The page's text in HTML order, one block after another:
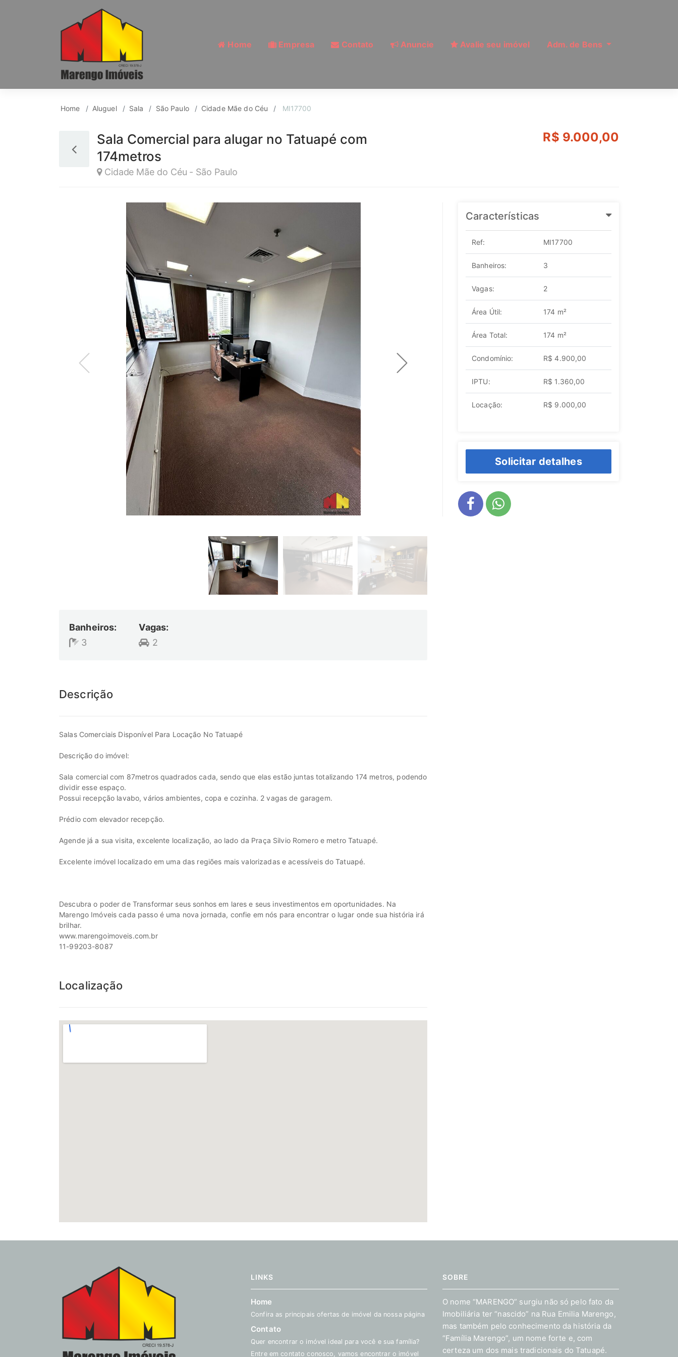
Home Empresa Contato Anuncie Avalie seu imóvel Adm. de Bens
Sala para Aluguel, Cidade Mãe do Céu, São Paulo | Ref:
Home Aluguel Sala São Paulo Cidade Mãe do Céu MI17700
Sala Comercial para alugar no Tatuapé com
174metros
Cidade Mãe do Céu - São Paulo
R$ 9.000,00
Banheiros:
3
Vagas:
2
Descrição
Salas Comerciais Disponível Para Locação No Tatuapé
Descrição do imóvel:
Sala comercial com 87metros quadrados cada, sendo que elas estão juntas totalizando 174 metros, podendo
dividir esse espaço.
Possui recepção lavabo, vários ambientes, copa e cozinha. 2 vagas de garagem.
Prédio com elevador recepção.
Agende já a sua visita, excelente localização, ao lado da Praça Silvio Romero e metro Tatuapé.
Excelente imóvel localizado em uma das regiões mais valorizadas e acessíveis do Tatuapé.
Descubra o poder de Transformar seus sonhos em lares e seus investimentos em oportunidades. Na
Marengo Imóveis cada passo é uma nova jornada, confie em nós para encontrar o lugar onde sua história irá
brilhar.
www.marengoimoveis.com.br
11-99203-8087
Localização
Características
Ref: MI17700
Banheiros: 3
Vagas: 2
Área Útil: 174 m²
Área Total: 174 m²
Condomínio: R$ 4.900,00
IPTU: R$ 1.360,00
Locação: R$ 9.000,00
Solicitar detalhes
LINKS
Home
Confira as principais ofertas de imóvel da nossa página
Contato
Quer encontrar o imóvel ideal para você e sua família?
Entre em contato conosco, vamos encontrar o imóvel
SOBRE
O nome “MARENGO” surgiu não só pelo fato da
Imobiliária ter “nascido” na Rua Emilia Marengo,
mas também pelo conhecimento da história da
“Família Marengo”, um nome forte e, com
certeza um dos mais tradicionais do Tatuapé.